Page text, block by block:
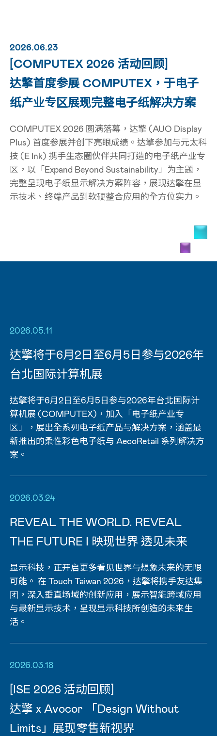
2026.06.23
[COMPUTEX 2026 活动回顾]
达擎首度参展 COMPUTEX，于电子
纸产业专区展现完整电子纸解决方案
COMPUTEX 2026 圆满落幕，达擎 (AUO Display
Plus) 首度参展并创下亮眼成绩。达擎参加与元太科
技 (E Ink) 携手生态圈伙伴共同打造的电子纸产业专
区，以「Expand Beyond Sustainability」为主题，
完整呈现电子纸显示解决方案阵容，展现达擎在显
示技术、终端产品到软硬整合应用的全方位实力。
2026.05.11
达擎将于6月2日至6月5日参与2026年
台北国际计算机展
达擎将于6月2日至6月5日参与2026年台北国际计
算机展 (COMPUTEX)，加入「电子纸产业专
区」，展出全系列电子纸产品与解决方案，涵盖最
新推出的柔性彩色电子纸与 AecoRetail 系列解决方
案。
2026.03.24
REVEAL THE WORLD. REVEAL
THE FUTURE I 映现世界 透见未来
显示科技，正开启更多看见世界与想象未来的无限
可能。 在 Touch Taiwan 2026，达擎将携手友达集
团，深入垂直场域的创新应用，展示智能跨域应用
与最新显示技术，呈现显示科技所创造的未来生
活。
2026.03.18
[ISE 2026 活动回顾]
达擎 x Avocor 「Design Without
Limits」展现零售新视界